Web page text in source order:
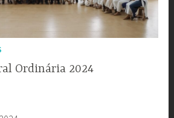
Ordinária 2024